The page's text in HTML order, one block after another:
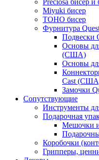
Preciosa бисер и
Miyuki бисер
TOHO бисер
Фурнитура
Подвески
Основы
(США)
Основы
Cast
Замочки
Сопутствующие
Инструменты
Подарочная
Мешочки
Коробочки
Грипперы,